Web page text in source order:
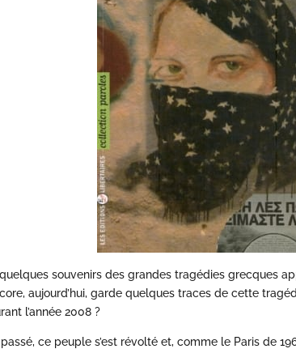
quelques souvenirs des grandes tragédies grecques
aujourd’hui, garde quelques traces de cette
l’année 2008 ?
ce peuple s’est révolté et, comme le Paris de